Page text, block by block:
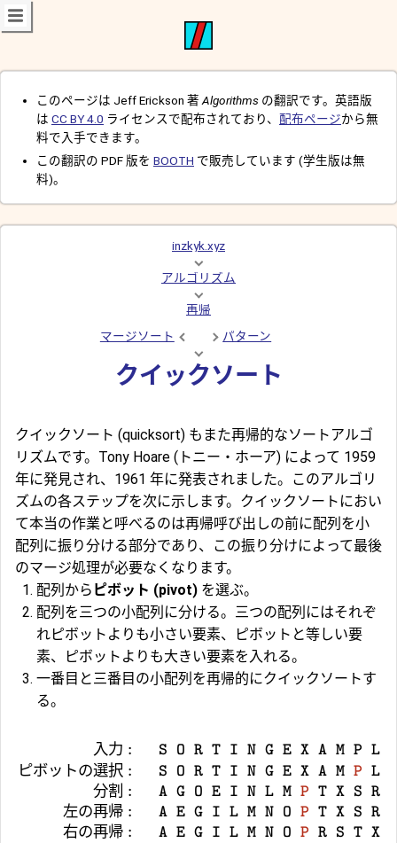
このページは Jeff Erickson 著 Algorithms の翻訳です。英語版
は CC BY 4.0 ライセンスで配布されており、 配布ページから無
料で入手できます。
この翻訳の PDF 版を BOOTH で販売しています (学生版は無
料)。
inzkyk.xyz
アルゴリズム
再帰
マージソート
パターン
クイックソート
クイックソート (quicksort) もまた再帰的なソートアルゴ
リズムです。Tony Hoare (トニー・ホーア) によって 1959
年に発見され、1961 年に発表されました。このアルゴリ
ズムの各ステップを次に示します。クイックソートにおい
て本当の作業と呼べるのは再帰呼び出しの前に配列を小
配列に振り分ける部分であり、この振り分けによって最後
のマージ処理が必要なくなります。
配列から ピボット (pivot) を選ぶ。
配列を三つの小配列に分ける。三つの配列にはそれぞ
れピボットよりも小さい要素、ピボットと等しい要
素、ピボットよりも大きい要素を入れる。
一番目と三番目の小配列を再帰的にクイックソートす
る。
入力 :
ピボットの選択 :
分割 :
左の再帰 :
右の再帰 :
S O R T I N G E X A M P L
S O R T I N G E X A M P L
A G O E I N L M P T X S R
A E G I L M N O P T X S R
A E G I L M N O P R S T X